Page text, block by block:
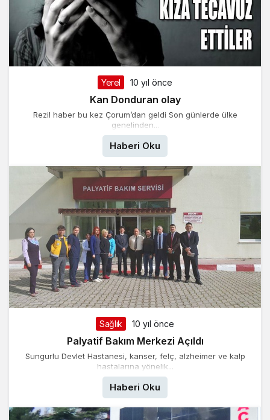
Yerel 10 yıl önce
Kan Donduran olay
Rezil haber bu kez Çorum’dan geldi Son günlerde ülke
genelinden...
Haberi Oku
Sağlık 10 yıl önce
Palyatif Bakım Merkezi Açıldı
Sungurlu Devlet Hastanesi, kanser, felç, alzheimer ve kalp
hastalarına yönelik...
Haberi Oku